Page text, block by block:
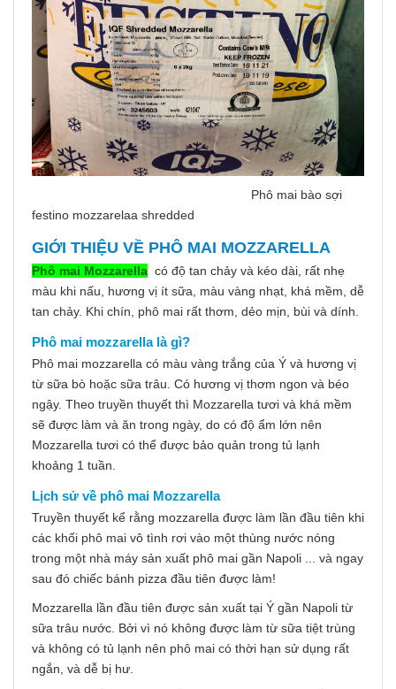
Phô mai bào sợi
festino mozzarelaa shredded
GIỚI THIỆU VỀ PHÔ MAI MOZZARELLA
Phô mai Mozzarella có độ tan chảy và kéo dài, rất nhẹ
màu khi nấu, hương vị ít sữa, màu vàng nhạt, khá mềm, dễ
tan chảy. Khi chín, phô mai rất thơm, dẻo mịn, bùi và dính.
Phô mai mozzarella là gì?
Phô mai mozzarella có màu vàng trắng của Ý và hương vị
từ sữa bò hoặc sữa trâu. Có hương vị thơm ngon và béo
ngậy. Theo truyền thuyết thì Mozzarella tươi và khá mềm
sẽ được làm và ăn trong ngày, do có độ ẩm lớn nên
Mozzarella tươi có thể được bảo quản trong tủ lạnh
khoảng 1 tuần.
Lịch sử về phô mai Mozzarella
Truyền thuyết kể rằng mozzarella được làm lần đầu tiên khi
các khối phô mai vô tình rơi vào một thùng nước nóng
trong một nhà máy sản xuất phô mai gần Napoli ... và ngay
sau đó chiếc bánh pizza đầu tiên được làm!
Mozzarella lần đầu tiên được sản xuất tại Ý gần Napoli từ
sữa trâu nước. Bởi vì nó không được làm từ sữa tiệt trùng
và không có tủ lạnh nên phô mai có thời hạn sử dụng rất
ngắn, và dễ bị hư.